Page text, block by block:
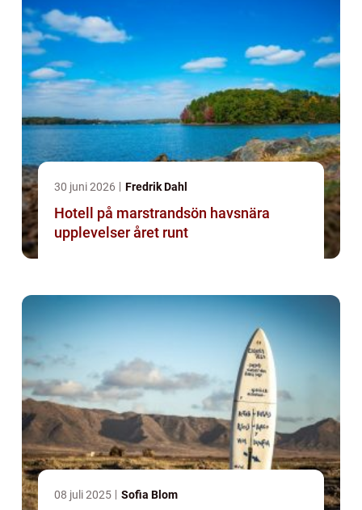
30 juni 2026 Fredrik Dahl
Hotell på marstrandsön havsnära
upplevelser året runt
08 juli 2025 Sofia Blom